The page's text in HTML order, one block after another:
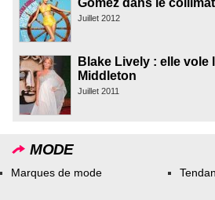
Juillet 2012
Blake Lively : elle vole
Middleton
Juillet 2011
MODE
Marques de mode